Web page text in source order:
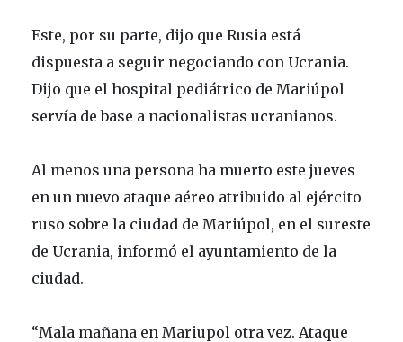
Este, por su parte, dijo que Rusia está
dispuesta a seguir negociando con Ucrania.
Dijo que el hospital pediátrico de Mariúpol
servía de base a nacionalistas ucranianos.
Al menos una persona ha muerto este jueves
en un nuevo ataque aéreo atribuido al ejército
ruso sobre la ciudad de Mariúpol, en el sureste
de Ucrania, informó el ayuntamiento de la
ciudad.
“Mala mañana en Mariupol otra vez. Ataque